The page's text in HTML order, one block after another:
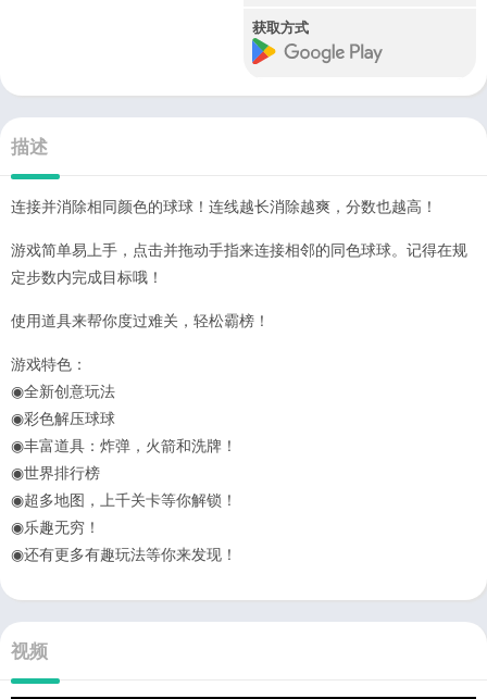
获取方式
描述
连接并消除相同颜色的球球！连线越长消除越爽，分数也越高！
游戏简单易上手，点击并拖动手指来连接相邻的同色球球。记得在规
定步数内完成目标哦！
使用道具来帮你度过难关，轻松霸榜！
游戏特色：
◉全新创意玩法
◉彩色解压球球
◉丰富道具：炸弹，火箭和洗牌！
◉世界排行榜
◉超多地图，上千关卡等你解锁！
◉乐趣无穷！
◉还有更多有趣玩法等你来发现！
视频